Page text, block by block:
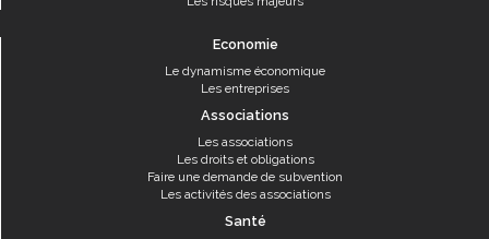
Economie
Le dynamisme économique
Les entreprises
Associations
Les associations
Les droits et obligations
Faire une demande de subvention
Les activités des associations
Santé